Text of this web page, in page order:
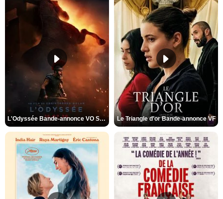
L'Odyssée Bande-annonce VO STFR Le Triangle d'or Bande-annonce VF